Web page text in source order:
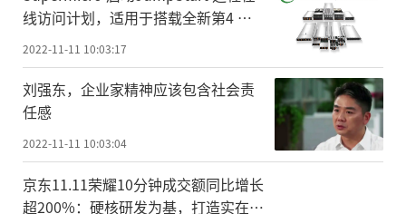
线访问计划，适用于搭载全新第4 代
组合
2022-11-11 10:03:17
刘强东，企业家精神应该包含社会责
任感
2022-11-11 10:03:04
京东11.11荣耀10分钟成交额同比增长
超200%：硬核研发为基，打造实在体